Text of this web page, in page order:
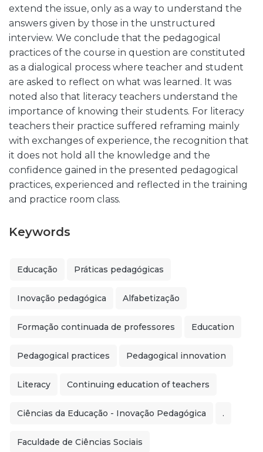
extend the issue, only as a way to understand the
answers given by those in the unstructured
interview. We conclude that the pedagogical
practices of the course in question are constituted
as a dialogical process where teacher and student
are asked to reflect on what was learned. It was
noted also that literacy teachers understand the
importance of knowing their students. For literacy
teachers their practice suffered reframing mainly
with exchanges of experience, the recognition that
it does not hold all the knowledge and the
confidence gained in the presented pedagogical
practices, experienced and reflected in the training
and practice room class.
Keywords
Educação Práticas pedagógicas
Inovação pedagógica Alfabetização
Formação continuada de professores Education
Pedagogical practices Pedagogical innovation
Literacy Continuing education of teachers
Ciências da Educação - Inovação Pedagógica .
Faculdade de Ciências Sociais